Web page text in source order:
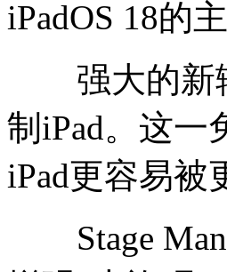
iPadOS 18的
强大的新辅
制iPad。这一
iPad更容易被
Stage